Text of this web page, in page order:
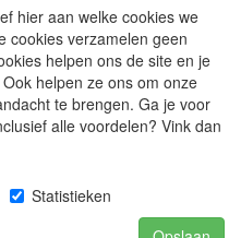
hier aan welke cookies we
cookies verzamelen geen
helpen ons de site en je
helpen ze ons om onze
te brengen. Ga je voor
alle voordelen? Vink dan
Statistieken